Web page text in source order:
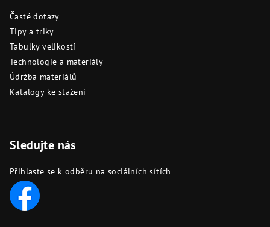
Časté dotazy
Tipy a triky
Tabulky velikostí
Technologie a materiály
Údržba materiálů
Katalogy ke stažení
Sledujte nás
Přihlaste se k odběru na sociálních sítích